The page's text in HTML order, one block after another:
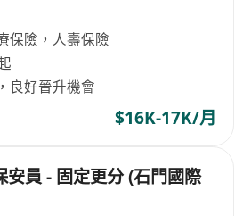
保險，人壽保險
良好晉升機會
$16K-17K/月
安員 - 固定更分 (石門國際